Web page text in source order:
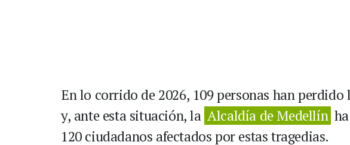
En lo corrido de 2026, 109 personas han
y, ante esta situación, la Alcaldía de Medellín
120 ciudadanos afectados por estas tragedias.